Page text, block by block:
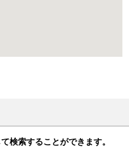
検索することができます。